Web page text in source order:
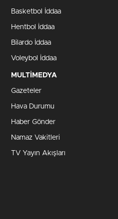
Basketbol İddaa
Hentbol İddaa
Bilardo İddaa
Voleybol İddaa
MULTİMEDYA
Gazeteler
Hava Durumu
Haber Gönder
Namaz Vakitleri
TV Yayın Akışları